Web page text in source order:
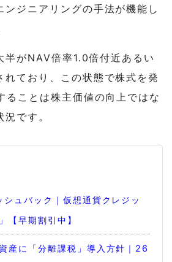
ンジニアリングの手法が機能し
半がNAV倍率1.0倍付近あるい
れており、この状態で株式を発
ることは株主価値の向上ではな
です。
ュバック｜仮想通貨クレジッ
【早期割引中】
産に「分離課税」導入方針｜26